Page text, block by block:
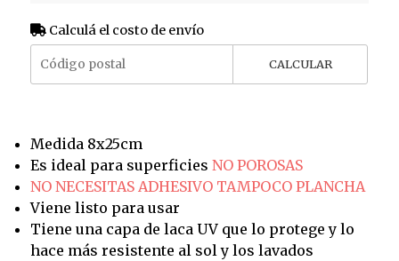
Calculá el costo de envío
CALCULAR
Medida 8x25cm
Es ideal para superficies NO POROSAS
NO NECESITAS ADHESIVO TAMPOCO PLANCHA
Viene listo para usar
Tiene una capa de laca UV que lo protege y lo
hace más resistente al sol y los lavados